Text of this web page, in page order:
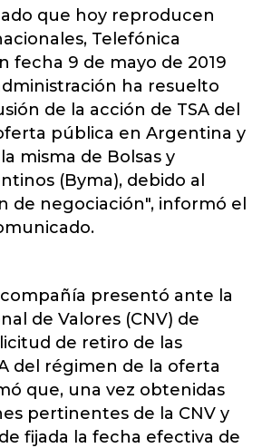
que hoy reproducen
Telefónica
fecha 9 de mayo de 2019
ha resuelto
de la acción de TSA del
pública en Argentina y
misma de Bolsas y
(Byma), debido al
de negociación", informó el
presentó ante la
de Valores (CNV) de
de retiro de las
del régimen de la oferta
que, una vez obtenidas
pertinentes de la CNV y
fijada la fecha efectiva de